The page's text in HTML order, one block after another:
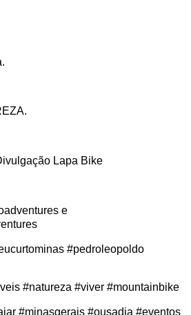
Lapa Bike
e
#pedroleopoldo
#natureza #viver #mountainbike
#minasgerais #ousadia #eventos